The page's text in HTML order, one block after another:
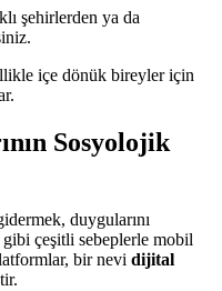
şehirlerden ya da
içe dönük bireyler için
Sosyolojik
duygularını
gibi çeşitli sebeplerle mobil
bir nevi dijital